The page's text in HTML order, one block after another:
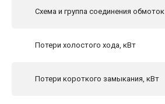
Схема и группа соединения обмоток
Потери холостого хода, кВт
Потери короткого замыкания, кВт